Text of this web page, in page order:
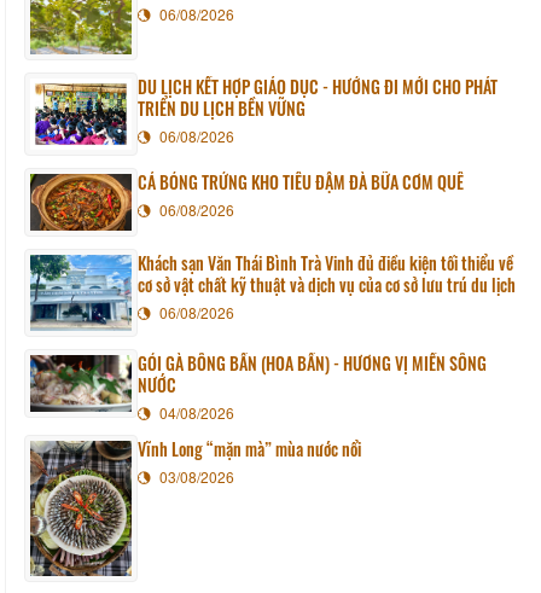
06/08/2026
DU LỊCH KẾT HỢP GIÁO DỤC - HƯỚNG ĐI MỚI CHO PHÁT
TRIỂN DU LỊCH BỀN VỮNG
06/08/2026
CÁ BÓNG TRỨNG KHO TIÊU ĐẬM ĐÀ BỮA CƠM QUÊ
06/08/2026
Khách sạn Văn Thái Bình Trà Vinh đủ điều kiện tối thiểu về
cơ sở vật chất kỹ thuật và dịch vụ của cơ sở lưu trú du lịch
06/08/2026
GỎI GÀ BÔNG BẦN (HOA BẦN) - HƯƠNG VỊ MIỀN SÔNG
NƯỚC
04/08/2026
Vĩnh Long “mặn mà” mùa nước nổi
03/08/2026